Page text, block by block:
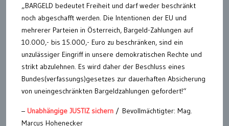
„BARGELD bedeutet Freiheit und darf weder beschränkt
noch abgeschafft werden. Die Intentionen der EU und
mehrerer Parteien in Österreich, Bargeld-Zahlungen auf
10.000,- bis 15.000,- Euro zu beschränken, sind ein
unzulässiger Eingriff in unsere demokratischen Rechte und
strikt abzulehnen. Es wird daher der Beschluss eines
Bundes(verfassungs)gesetzes zur dauerhaften Absicherung
von uneingeschränkten Bargeldzahlungen gefordert!“
– Unabhängige JUSTIZ sichern / Bevollmächtigter: Mag.
Marcus Hohenecker